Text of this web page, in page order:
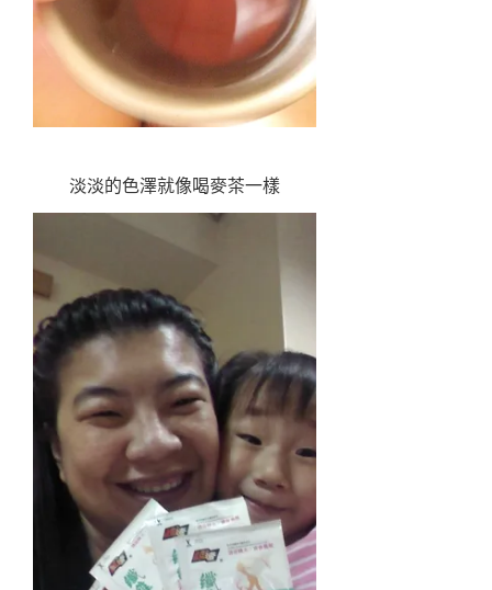
淡淡的色澤就像喝麥茶一樣